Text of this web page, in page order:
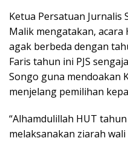
Ketua Persatuan Jurnalis
Malik mengatakan, acara
agak berbeda dengan
Faris tahun ini PJS
Songo guna mendoakan
menjelang pemilihan
“Alhamdulillah HUT tahun
melaksanakan ziarah